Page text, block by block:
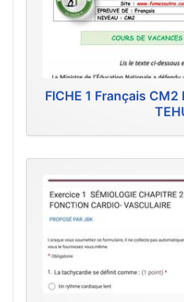
FICHE 1 Français CM2